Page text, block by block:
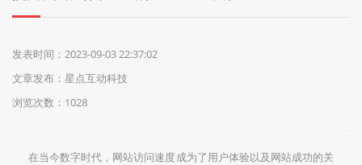
发表时间：2023-09-03 22:37:02
文章发布：星点互动科技
浏览次数： 1028
在当今数字时代，网站访问速度成为了用户体验以及网站成功的关